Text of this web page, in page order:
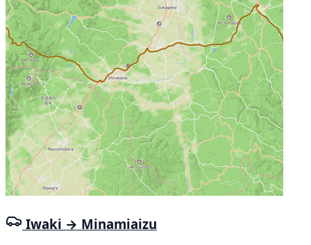
Iwaki → Minamiaizu